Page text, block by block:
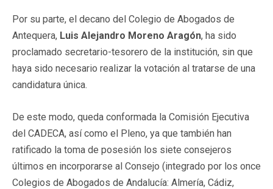
Por su parte, el decano del Colegio de Abogados de
Antequera, Luis Alejandro Moreno Aragón, ha sido
proclamado secretario-tesorero de la institución, sin que
haya sido necesario realizar la votación al tratarse de una
candidatura única.
De este modo, queda conformada la Comisión Ejecutiva
del CADECA, así como el Pleno, ya que también han
ratificado la toma de posesión los siete consejeros
últimos en incorporarse al Consejo (integrado por los once
Colegios de Abogados de Andalucía: Almería, Cádiz,